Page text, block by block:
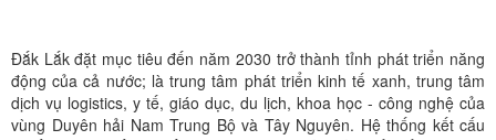
Đắk Lắk đặt mục tiêu đến năm 2030 trở thành tỉnh phát triển năng
động của cả nước; là trung tâm phát triển kinh tế xanh, trung tâm
dịch vụ logistics, y tế, giáo dục, du lịch, khoa học - công nghệ của
vùng Duyên hải Nam Trung Bộ và Tây Nguyên. Hệ thống kết cấu